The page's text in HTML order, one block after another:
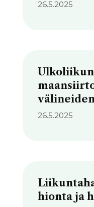
26.5.2025
26.5.2025
hionta ja